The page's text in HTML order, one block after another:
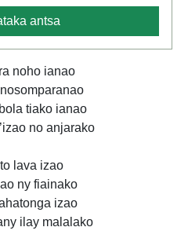
antsa
noho ianao
tiako ianao
no anjarako
lava izao
ny fiainako
izao
ilay malalako